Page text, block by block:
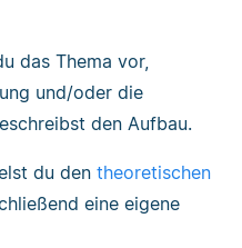
das Thema vor,
und/oder die
den Aufbau.
du den theoretischen
eine eigene